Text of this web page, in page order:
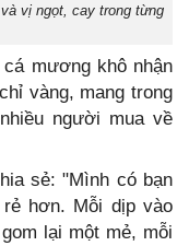
vị ngọt, cay trong từng
mương khô nhận
vàng, mang trong
người mua về
sẻ: "Mình có bạn
hơn. Mỗi dịp vào
lại một mẻ, mỗi